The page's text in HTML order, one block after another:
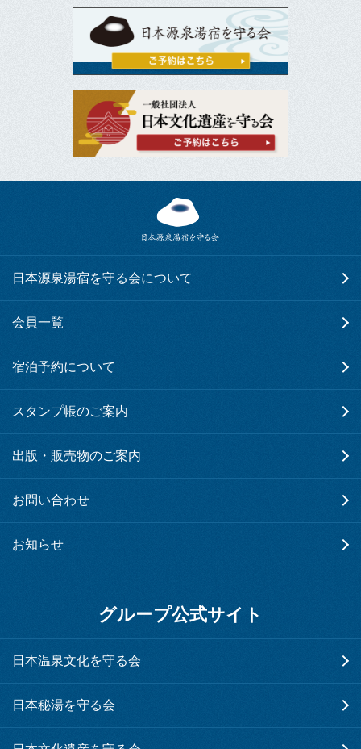
日本源泉湯宿を守る会について
会員一覧
宿泊予約について
スタンプ帳のご案内
出版・販売物のご案内
お問い合わせ
お知らせ
グループ公式サイト
日本温泉文化を守る会
日本秘湯を守る会